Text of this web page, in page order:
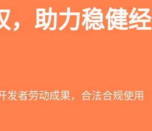
，助力稳健经
发者劳动成果，合法合规使用